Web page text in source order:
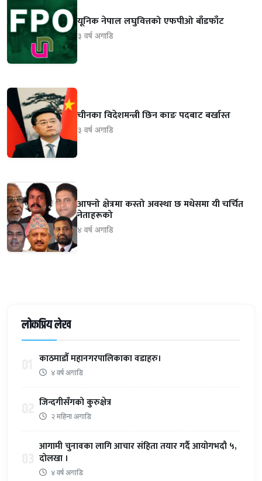
यूनिक नेपाल लघुवित्तको एफपीओ बाँडफाँट
३ वर्ष अगाडि
चीनका विदेशमन्त्री छिन काङ पदबाट बर्खास्त
३ वर्ष अगाडि
आफ्नो क्षेत्रमा कस्तो अवस्था छ मधेसमा यी चर्चित
नेताहरूको
४ वर्ष अगाडि
लोकप्रिय लेख
काठमाडौँ महानगरपालिकाका वडाहरु।
४ वर्ष अगाडि
जिन्दगीसँगको कुरुक्षेत्र
२ महिना अगाडि
आगामी चुनावका लागि आचार संहिता तयार गर्दै आयोगभदौ ५,
दोलखा ।
४ वर्ष अगाडि